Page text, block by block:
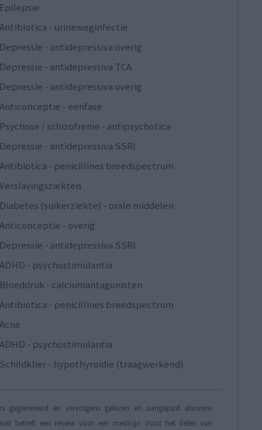
Epilepsie
Antibiotica - urineweginfectie
Depressie - antidepressiva overig
Depressie - antidepressiva TCA
Depressie - antidepressiva overig
Anticonceptie - eenfase
Psychose / schizofrenie - antipsychotica
Depressie - antidepressiva SSRI
Antibiotica - penicillines breedspectrum
Verslavingsziekten
Diabetes (suikerziekte) - orale middelen
Anticonceptie - overig
Depressie - antidepressiva SSRI
ADHD - psychostimulantia
Bloeddruk - calciumantagonisten
Antibiotica - penicillines breedspectrum
Acne
ADHD - psychostimulantia
Schildklier - hypothyroidie (traagwerkend)
en vervolgens gelezen en aangepast alvorens
betreft een review voor een medicijn. Voor het delen van